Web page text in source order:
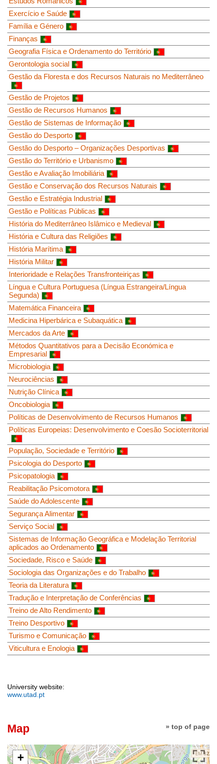
Exercício e Saúde
Família e Género
Finanças
Geografia Física e Ordenamento do Território
Gerontologia social
Gestão da Floresta e dos Recursos Naturais no Mediterrâneo
Gestão de Projetos
Gestão de Recursos Humanos
Gestão de Sistemas de Informação
Gestão do Desporto
Gestão do Desporto – Organizações Desportivas
Gestão do Território e Urbanismo
Gestão e Avaliação Imobiliária
Gestão e Conservação dos Recursos Naturais
Gestão e Estratégia Industrial
Gestão e Políticas Públicas
História do Mediterrâneo Islâmico e Medieval
História e Cultura das Religiões
História Marítima
História Militar
Interioridade e Relações Transfronteiriças
Língua e Cultura Portuguesa (Língua Estrangeira/Língua
Segunda)
Matemática Financeira
Medicina Hiperbárica e Subaquática
Mercados da Arte
Métodos Quantitativos para a Decisão Económica e
Empresarial
Microbiologia
Neurociências
Nutrição Clínica
Oncobiologia
Políticas de Desenvolvimento de Recursos Humanos
Políticas Europeias: Desenvolvimento e Coesão Socioterritorial
População, Sociedade e Território
Psicologia do Desporto
Psicopatologia
Reabilitação Psicomotora
Saúde do Adolescente
Segurança Alimentar
Serviço Social
Sistemas de Informação Geográfica e Modelação Territorial
aplicados ao Ordenamento
Sociedade, Risco e Saúde
Sociologia das Organizações e do Trabalho
Teoria da Literatura
Tradução e Interpretação de Conferências
Treino de Alto Rendimento
Treino Desportivo
Turismo e Comunicação
Viticultura e Enologia
University website:
www.utad.pt
» top of page
Map
+